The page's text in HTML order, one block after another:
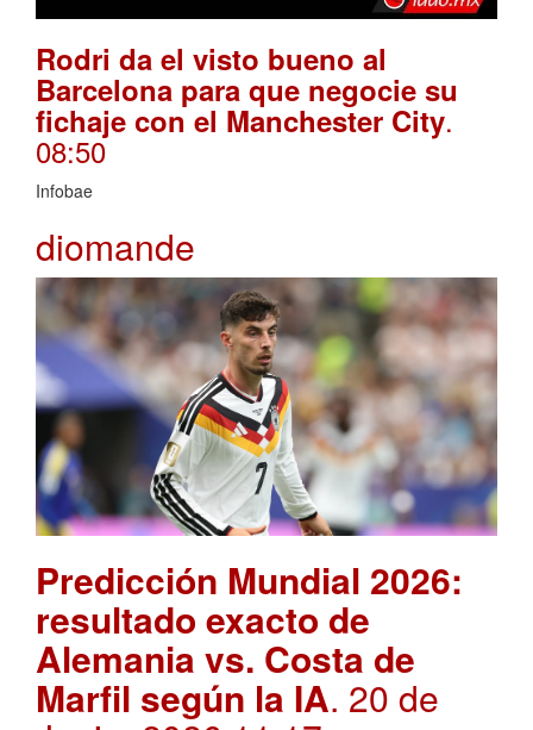
Rodri da el visto bueno al
Barcelona para que negocie su
fichaje con el Manchester City.
08:50
Infobae
diomande
Predicción Mundial 2026:
resultado exacto de
Alemania vs. Costa de
Marfil según la IA. 20 de